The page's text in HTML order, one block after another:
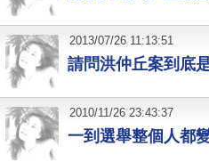
請問洪仲丘案到底
2013/07/26 11:13:51
一到選舉整個人都
2010/11/26 23:43:37